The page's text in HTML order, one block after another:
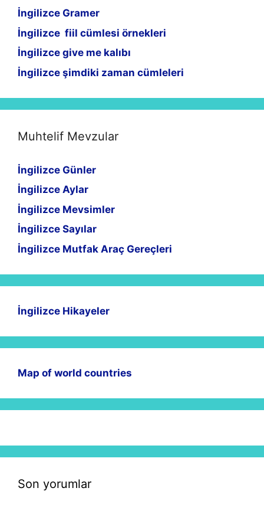
İngilizce Gramer
İngilizce fiil cümlesi örnekleri
İngilizce give me kalıbı
İngilizce şimdiki zaman cümleleri
Muhtelif Mevzular
İngilizce Günler
İngilizce Aylar
İngilizce Mevsimler
İngilizce Sayılar
İngilizce Mutfak Araç Gereçleri
İngilizce Hikayeler
Map of world countries
Son yorumlar